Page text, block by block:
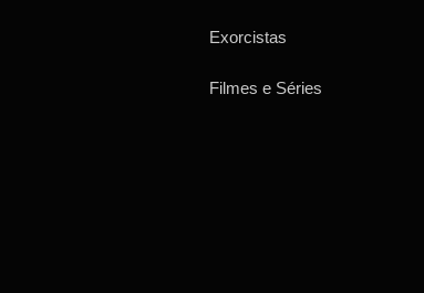
Exorcistas
Filmes e Séries